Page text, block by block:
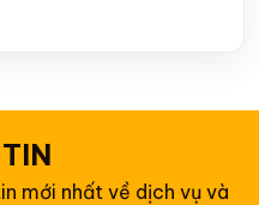
mới nhất về dịch vụ và